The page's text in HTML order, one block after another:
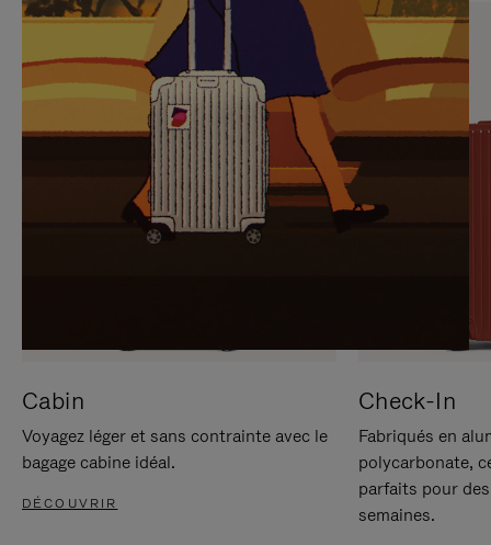
SUR
POUR
METTRE
PAUSE
VEUILLEZ
CLIQUER
POUR
RÉACTIVER
LE
SON
Cabin
Voyagez léger et sans contrainte avec le
bagage cabine idéal.
DÉCOUVRIR
Check-In
Fabriqués en
polycarbonate,
parfaits pour
semaines.